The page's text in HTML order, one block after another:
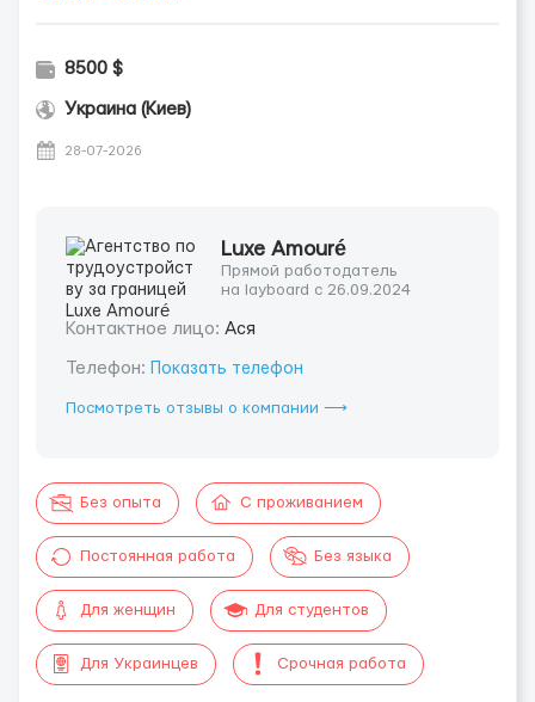
8500 $
Украина (Киев)
28-07-2026
Luxe Amouré
Прямой работодатель
на layboard с 26.09.2024
Контактное лицо: Ася
Телефон: Показать телефон
Посмотреть отзывы о компании ⟶
Без опыта С проживанием
Постоянная работа Без языка
Для женщин Для студентов
Для Украинцев Срочная работа